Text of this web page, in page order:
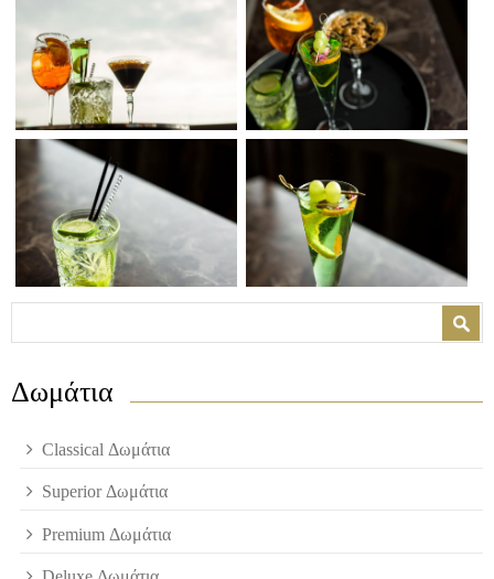
Δωμάτια
Classical Δωμάτια
Superior Δωμάτια
Premium Δωμάτια